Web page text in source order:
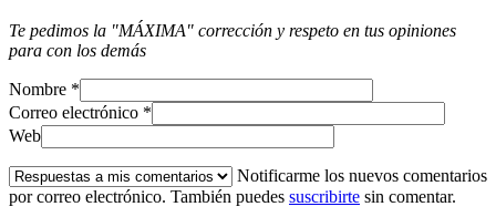
Te pedimos la "MÁXIMA" corrección y respeto en tus opiniones
para con los demás
Nombre *
Correo electrónico *
Web
Notificarme los nuevos comentarios
por correo electrónico. También puedes suscribirte sin comentar.